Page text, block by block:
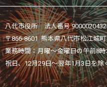
八代市役所 法人番号
〒866-8601 熊本県八代市松江城
業務時間：月曜～金曜日の午前8
祝日、12月29日～翌年1月3日を除